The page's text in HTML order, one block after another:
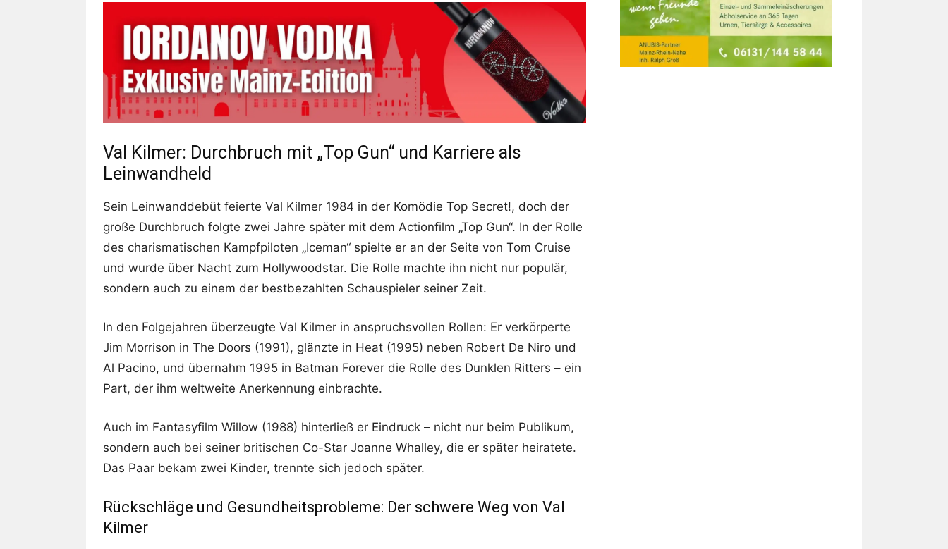
Val Kilmer: Durchbruch mit „Top Gun“ und Karriere als
Leinwandheld
Sein Leinwanddebüt feierte Val Kilmer 1984 in der Komödie Top Secret!, doch der
große Durchbruch folgte zwei Jahre später mit dem Actionfilm „Top Gun“. In der Rolle
des charismatischen Kampfpiloten „Iceman“ spielte er an der Seite von Tom Cruise
und wurde über Nacht zum Hollywoodstar. Die Rolle machte ihn nicht nur populär,
sondern auch zu einem der bestbezahlten Schauspieler seiner Zeit.
In den Folgejahren überzeugte Val Kilmer in anspruchsvollen Rollen: Er verkörperte
Jim Morrison in The Doors (1991), glänzte in Heat (1995) neben Robert De Niro und
Al Pacino, und übernahm 1995 in Batman Forever die Rolle des Dunklen Ritters – ein
Part, der ihm weltweite Anerkennung einbrachte.
Auch im Fantasyfilm Willow (1988) hinterließ er Eindruck – nicht nur beim Publikum,
sondern auch bei seiner britischen Co-Star Joanne Whalley, die er später heiratete.
Das Paar bekam zwei Kinder, trennte sich jedoch später.
Rückschläge und Gesundheitsprobleme: Der schwere Weg von Val
Kilmer